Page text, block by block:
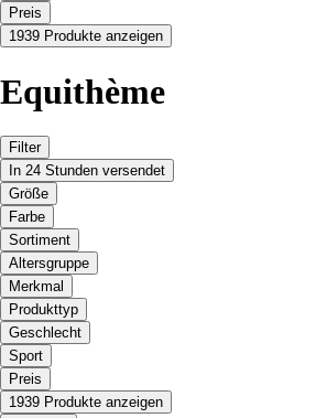
Preis
1939 Produkte anzeigen
Equithème
Filter
In 24 Stunden versendet
Größe
Farbe
Sortiment
Altersgruppe
Merkmal
Produkttyp
Geschlecht
Sport
Preis
1939 Produkte anzeigen